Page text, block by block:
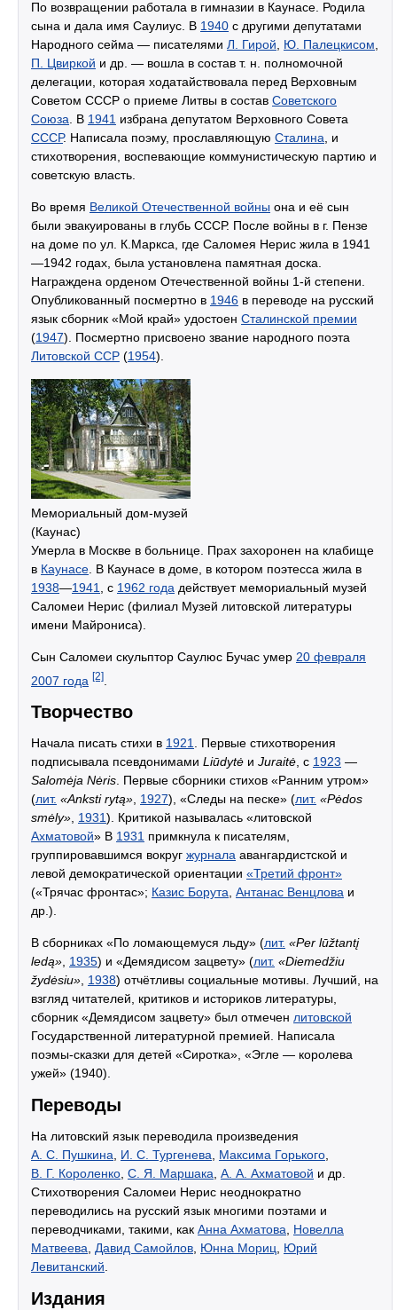
По возвращении работала в гимназии в Каунасе. Родила
сына и дала имя Саулиус. В 1940 с другими депутатами
Народного сейма — писателями Л. Гирой Ю. Палецкисом
П. Цвиркой и др. — вошла в состав т. н.
полномочной
делегации, которая ходатайствовала перед Верховным
Советом СССР о приеме Литвы в состав Советского
Союза . В 1941 избрана депутатом Верховного Совета
СССР. Написала поэму, прославляющую Сталина , и
стихотворения, воспевающие коммунистическую партию и
советскую власть.
Во время Великой Отечественной войны она и её сын
были эвакуированы в глубь СССР. После войны в г. Пензе
на доме по ул. К.Маркса, где Саломея Нерис жила в 1941
—1942 годах, была установлена памятная доска.
Награждена орденом Отечественной войны 1-й степени.
Опубликованный посмертно в 1946 в переводе на русский
язык сборник «Мой край» удостоен Сталинской премии
(1947). Посмертно присвоено звание народного поэта
Литовской ССР (1954).
Мемориальный дом-музей
(Каунас)
Умерла в Москве в больнице. Прах захоронен на клабище
в Каунасе . В Каунасе в доме, в котором поэтесса жила в
1938—1941 , с 1962 года действует мемориальный музей
Саломеи Нерис (филиал Музей литовской литературы
имени Майрониса).
Сын Саломеи скульптор Саулюс Бучас умер 20 февраля
2007 года [2]
Творчество
Начала писать стихи в 1921. Первые стихотворения
подписывала псевдонимами Liūdytė и Juraitė, с 1923 —
Salomėja Nėris. Первые сборники стихов «Ранним утром»
(лит. «Anksti rytą», 1927), «Следы на песке» (лит. «Pėdos
smėly», 1931). Критикой называлась «литовской
Ахматовой» В 1931 примкнула к писателям,
группировавшимся вокруг журнала авангардистской и
левой демократической ориентации «Третий фронт»
(«Трячас фронтас»; Казис Борута, Антанас Венцлова и
др.).
В сборниках «По ломающемуся льду» (лит. «Per lūžtantį
ledą», 1935) и «Демядисом зацвету» (лит. «Diemedžiu
žydėsiu», 1938) отчётливы социальные мотивы. Лучший, на
взгляд читателей, критиков и историков литературы,
сборник «Демядисом зацвету» был отмечен литовской
Государственной литературной премией. Написала
поэмы-сказки для детей «Сиротка», «Эгле — королева
ужей» (1940).
Переводы
На литовский язык переводила произведения
А. С. Пушкина, И. С. Тургенева, Максима Горького,
В. Г. Короленко, С. Я. Маршака, А. А. Ахматовой и др.
Стихотворения Саломеи Нерис неоднократно
переводились на русский язык многими поэтами и
переводчиками, такими, как Анна Ахматова, Новелла
Матвеева, Давид Самойлов, Юнна Мориц, Юрий
Левитанский.
Издания